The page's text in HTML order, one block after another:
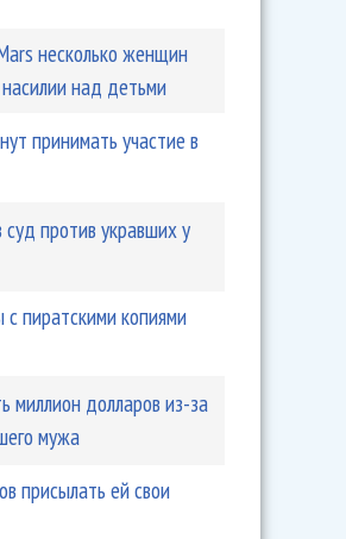
несколько женщин
над детьми
принимать участие в
против укравших у
пиратскими копиями
миллион долларов из-за
мужа
присылать ей свои